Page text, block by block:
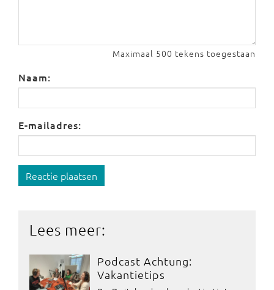
Maximaal 500 tekens toegestaan
Naam:
E-mailadres:
Reactie plaatsen
Lees meer:
Podcast Achtung:
Vakantietips